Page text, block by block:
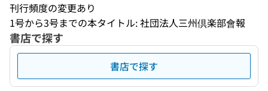
刊行頻度の変更あり
1号から3号までの本タイトル: 社団法人三州倶楽部會報
書店で探す
書店で探す